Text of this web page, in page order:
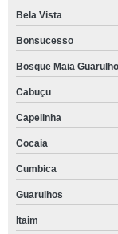
Bela Vista
Bonsucesso
Bosque Maia
Cabuçu
Capelinha
Cocaia
Cumbica
Guarulhos
Itaim